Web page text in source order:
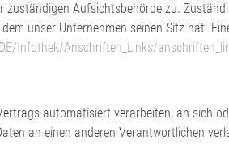
Aufsichtsbehörde zu.
unser Unternehmen seinen Sitz hat.
Infothek/Anschriften_Links/
automatisiert verarbeiten, an sich
an einen anderen Verantwortlichen